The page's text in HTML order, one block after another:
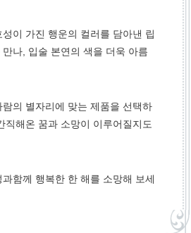
이 가진 행운의 컬러를 담아낸 립
나, 입술 본연의 색을 더욱 아름
의 별자리에 맞는 제품을 선택하
직해온 꿈과 소망이 이루어질지도
과함께 행복한 한 해를 소망해 보세